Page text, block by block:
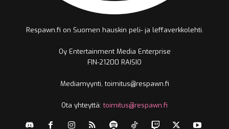
Respawn.fi on Suomen hauskin peli- ja leffaverkkolehti.
Oy Entertainment Media Enterprise
FIN-21200 RAISIO
Mediamyynti, toimitus@respawn.fi
Ota yhteyttä:toimitus@respawn.fi